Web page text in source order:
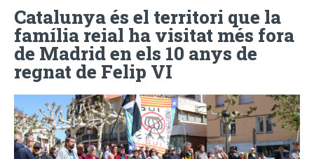
Catalunya és el territori que la
família reial ha visitat més fora
de Madrid en els 10 anys de
regnat de Felip VI